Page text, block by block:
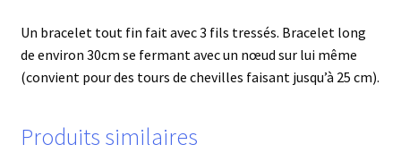
Un bracelet tout fin fait avec 3 fils tressés. Bracelet long
de environ 30cm se fermant avec un nœud sur lui même
(convient pour des tours de chevilles faisant jusqu’à 25 cm).
Produits similaires